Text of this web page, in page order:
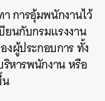
การอุ้มพนักงานไว้
นกับกรมแรงงาน
ผู้ประกอบการ ทั้ง
หารพนักงาน หรือ